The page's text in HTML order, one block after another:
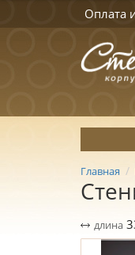
Оплата
Главная
длина